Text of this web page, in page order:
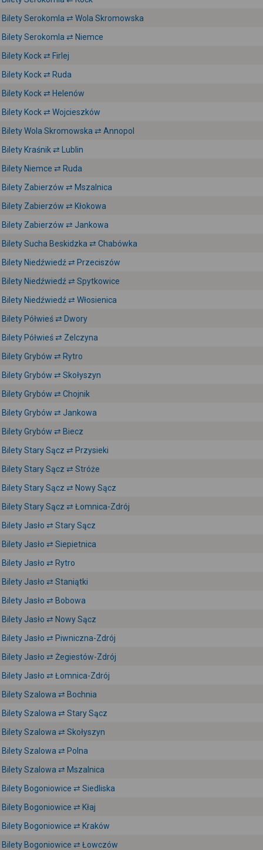
Bilety Serokomla ⇄ Wola Skromowska
Bilety Serokomla ⇄ Niemce
Bilety Kock ⇄ Firlej
Bilety Kock ⇄ Ruda
Bilety Kock ⇄ Helenów
Bilety Kock ⇄ Wojcieszków
Bilety Wola Skromowska ⇄ Annopol
Bilety Kraśnik ⇄ Lublin
Bilety Niemce ⇄ Ruda
Bilety Zabierzów ⇄ Mszalnica
Bilety Zabierzów ⇄ Kłokowa
Bilety Zabierzów ⇄ Jankowa
Bilety Sucha Beskidzka ⇄ Chabówka
Bilety Niedźwiedź ⇄ Przeciszów
Bilety Niedźwiedź ⇄ Spytkowice
Bilety Niedźwiedź ⇄ Włosienica
Bilety Półwieś ⇄ Dwory
Bilety Półwieś ⇄ Zelczyna
Bilety Grybów ⇄ Rytro
Bilety Grybów ⇄ Skołyszyn
Bilety Grybów ⇄ Chojnik
Bilety Grybów ⇄ Jankowa
Bilety Grybów ⇄ Biecz
Bilety Stary Sącz ⇄ Przysieki
Bilety Stary Sącz ⇄ Stróże
Bilety Stary Sącz ⇄ Nowy Sącz
Bilety Stary Sącz ⇄ Łomnica-Zdrój
Bilety Jasło ⇄ Stary Sącz
Bilety Jasło ⇄ Siepietnica
Bilety Jasło ⇄ Rytro
Bilety Jasło ⇄ Staniątki
Bilety Jasło ⇄ Bobowa
Bilety Jasło ⇄ Nowy Sącz
Bilety Jasło ⇄ Piwniczna-Zdrój
Bilety Jasło ⇄ Żegiestów-Zdrój
Bilety Jasło ⇄ Łomnica-Zdrój
Bilety Szalowa ⇄ Bochnia
Bilety Szalowa ⇄ Stary Sącz
Bilety Szalowa ⇄ Skołyszyn
Bilety Szalowa ⇄ Polna
Bilety Szalowa ⇄ Mszalnica
Bilety Bogoniowice ⇄ Siedliska
Bilety Bogoniowice ⇄ Kłaj
Bilety Bogoniowice ⇄ Kraków
Bilety Bogoniowice ⇄ Łowczów